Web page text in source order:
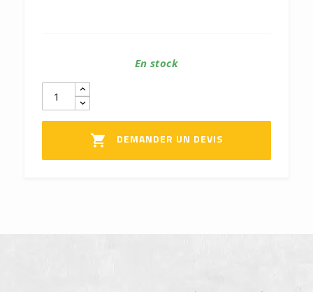
En stock
 DEMANDER UN DEVIS